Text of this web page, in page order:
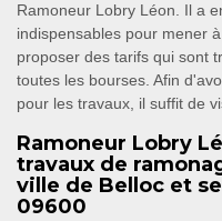
Ramoneur Lobry Léon. Il a
indispensables pour mener
proposer des tarifs qui sont
toutes les bourses. Afin
pour les travaux, il suffit de
Ramoneur Lobry
travaux de
ville de Belloc et
09600